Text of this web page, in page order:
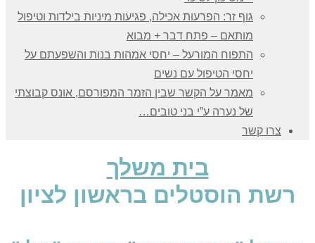
גוף זר: הפרעות אכילה, פגיעות מיניות בילדות וטיפול
מותאם – פתח דבר + מבוא
התפוח המורעל – יחסי אמהות בנות והשפעתם על
יחסי הטיפול עם נשים
מאמר על הקשר שבין הזמר המפורסם, אונס קבוצתי
של נערה ע”י בני טובים…
צרו קשר
בית משלך
רשת הוסטלים בראשון לציון